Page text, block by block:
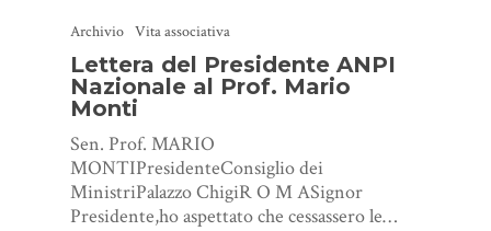
Archivio Vita associativa
Lettera del Presidente ANPI
Nazionale al Prof. Mario
Monti
Sen. Prof. MARIO
MONTIPresidenteConsiglio dei
MinistriPalazzo ChigiR O M ASignor
Presidente,ho aspettato che cessassero le…